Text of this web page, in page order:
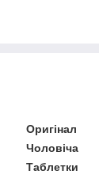
Оригінал
Чоловіча
Таблетки